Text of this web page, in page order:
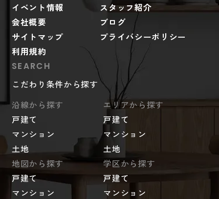
イベント情報
スタッフ紹介
会社概要
ブログ
サイトマップ
プライバシーポリシー
利用規約
SEARCH
こだわり条件から探す
沿線から探す
戸建て
マンション
土地
エリアから探す
戸建て
マンション
土地
地図から探す
戸建て
マンション
学区から探す
戸建て
マンション